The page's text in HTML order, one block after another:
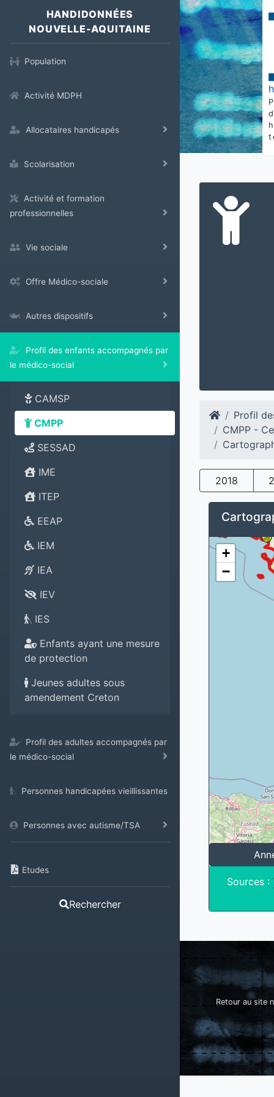
HANDIDONNÉES
NOUVELLE-AQUITAINE
Population
Activité MDPH
Allocataires handicapés
Scolarisation
Activité et formation
professionnelles
Vie sociale
Offre Médico-sociale
Autres dispositifs
Profil des enfants accompagnés par
le médico-social
CAMSP
CMPP
SESSAD
IME
ITEP
EEAP
IEM
IEA
IEV
IES
Enfants ayant une mesure
de protection
Jeunes adultes sous
amendement Creton
Profil des adultes accompagnés par
le médico-social
Personnes handicapées vieillissantes
Personnes avec autisme/TSA
Etudes
Rechercher
Profil
CMPP -
2018
+
−
Sources :
Retour au site